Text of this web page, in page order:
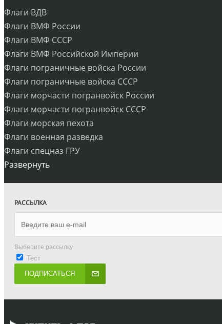
Флаги ВДВ
Флаги ВМФ России
Флаги ВМФ СССР
Флаги ВМФ Российской Империи
Флаги пограничные войска России
Флаги пограничные войска СССР
Флаги морчасти погранвойск России
Флаги морчасти погранвойск СССР
Флаги морская пехота
Флаги военная разведка
Флаги спецназ ГРУ
Развернуть
РАССЫЛКА
Выберите рассылку
Тест
ПОДПИСАТЬСЯ